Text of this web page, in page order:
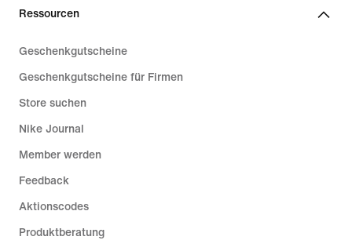
Ressourcen
Geschenkgutscheine
Geschenkgutscheine für Firmen
Store suchen
Nike Journal
Member werden
Feedback
Aktionscodes
Produktberatung